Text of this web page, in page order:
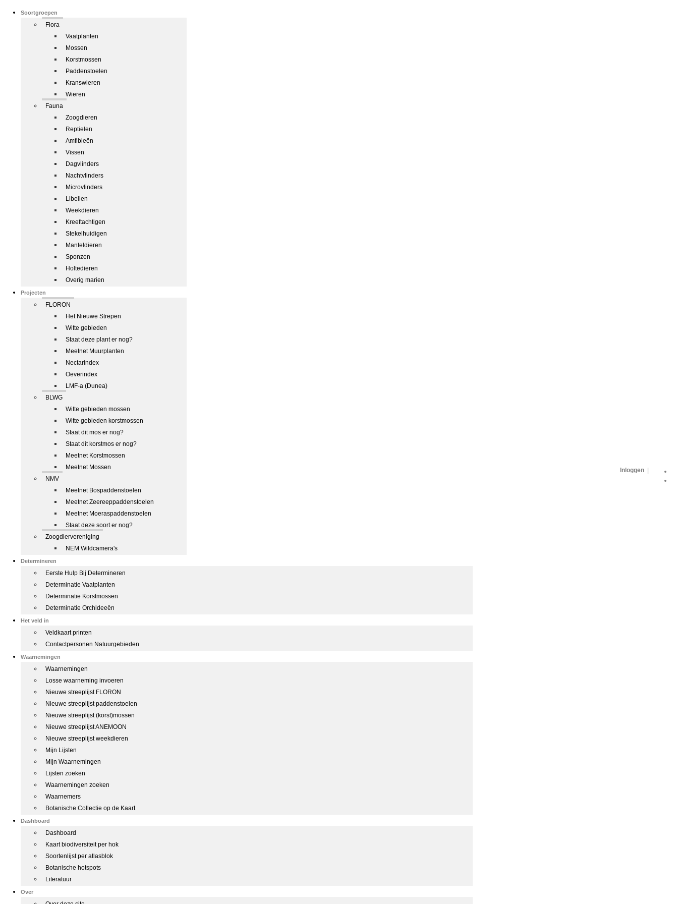
Soortgroepen
Flora
Vaatplanten
Mossen
Korstmossen
Paddenstoelen
Kranswieren
Wieren
Fauna
Zoogdieren
Reptielen
Amfibieën
Vissen
Dagvlinders
Nachtvlinders
Microvlinders
Libellen
Weekdieren
Kreeftachtigen
Stekelhuidigen
Manteldieren
Sponzen
Holtedieren
Overig marien
Projecten
FLORON
Het Nieuwe Strepen
Witte gebieden
Staat deze plant er nog?
Meetnet Muurplanten
Nectarindex
Oeverindex
LMF-a (Dunea)
BLWG
Witte gebieden mossen
Witte gebieden korstmossen
Staat dit mos er nog?
Staat dit korstmos er nog?
Meetnet Korstmossen
Meetnet Mossen
NMV
Meetnet Bospaddenstoelen
Meetnet Zeereeppaddenstoelen
Meetnet Moeraspaddenstoelen
Staat deze soort er nog?
Zoogdiervereniging
NEM Wildcamera's
Determineren
Eerste Hulp Bij Determineren
Determinatie Vaatplanten
Determinatie Korstmossen
Determinatie Orchideeën
Het veld in
Veldkaart printen
Contactpersonen Natuurgebieden
Waarnemingen
Waarnemingen
Losse waarneming invoeren
Nieuwe streeplijst FLORON
Nieuwe streeplijst paddenstoelen
Nieuwe streeplijst (korst)mossen
Nieuwe streeplijst ANEMOON
Nieuwe streeplijst weekdieren
Mijn Lijsten
Mijn Waarnemingen
Lijsten zoeken
Waarnemingen zoeken
Waarnemers
Botanische Collectie op de Kaart
Dashboard
Dashboard
Kaart biodiversiteit per hok
Soortenlijst per atlasblok
Botanische hotspots
Literatuur
Over
Inloggen